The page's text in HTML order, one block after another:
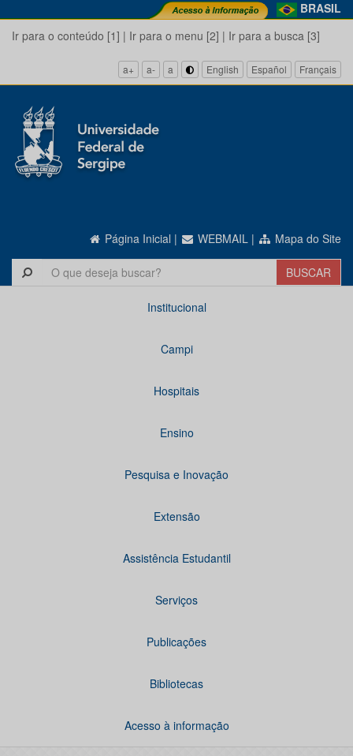
BRASIL
Ir para o conteúdo [1] | Ir para o menu [2] | Ir para a busca [3]
a+ a- a English Español Français
Página Inicial | WEBMAIL | Mapa do Site
Institucional
Campi
Hospitais
Ensino
Pesquisa e Inovação
Extensão
Assistência Estudantil
Serviços
Publicações
Bibliotecas
Acesso à informação